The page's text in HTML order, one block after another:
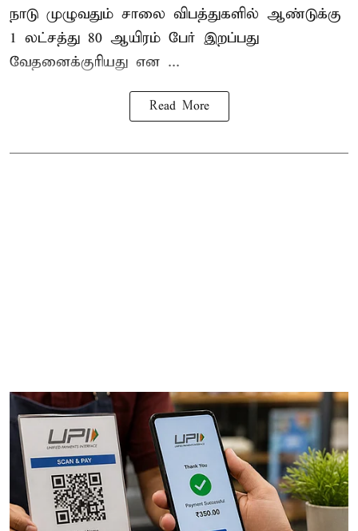
நாடு முழுவதும் சாலை விபத்துகளில் ஆண்டுக்கு
1 லட்சத்து 80 ஆயிரம் பேர் இறப்பது
வேதனைக்குரியது என ...
Read More